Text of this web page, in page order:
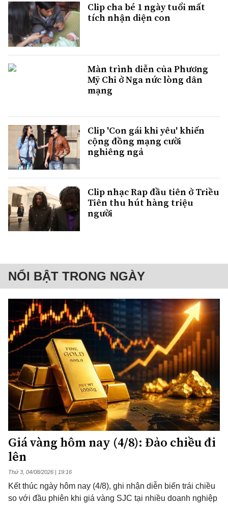
Clip cha bé 1 ngày tuổi mất
tích nhận diện con
Màn trình diễn của Phương
Mỹ Chi ở Nga nức lòng dân
mạng
Clip 'Con gái khi yêu' khiến
cộng đồng mạng cười
nghiêng ngả
Clip nhạc Rap đầu tiên ở Triều
Tiên thu hút hàng triệu
người
NỔI BẬT TRONG NGÀY
Giá vàng hôm nay (4/8): Đảo chiều đi
lên
Thứ 3, 04/08/2026 | 19:16
Kết thúc ngày hôm nay (4/8), ghi nhận diễn biến trái chiều
so với đầu phiên khi giá vàng SJC tại nhiều doanh nghiệp